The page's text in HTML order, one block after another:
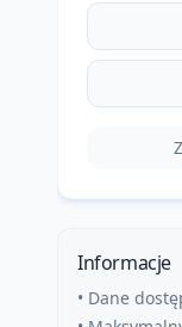
Informacje
• Dane